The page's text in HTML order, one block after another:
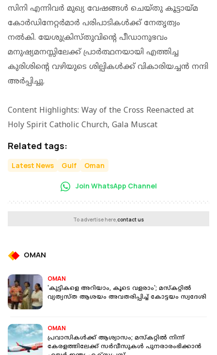
സിനി എന്നിവർ മുഖ്യ വേഷങ്ങൾ ചെയ്തു കൂട്ടായ്മ
കോർഡിനേറ്റർമാർ പരിപാടികൾക്ക് നേതൃത്വം
നൽകി. യേശുക്രിസ്തുവിന്റെ പീഡാനുഭവം
മനുഷ്യമനസ്സിലേക്ക് പ്രാർത്ഥനയായി എത്തിച്ച
കുരിശിന്റെ വഴിയുടെ ശില്പികൾക്ക് വികാരിയച്ചൻ നന്ദി
അർപ്പിച്ചു.
Content Highlights: Way of the Cross Reenacted at
Holy Spirit Catholic Church, Gala Muscat
Related tags:
Latest News Gulf Oman
Join WhatsApp Channel
To advertise here,contact us
OMAN
OMAN
'കുട്ടികളെ അറിയാം, കൂടെ വളരാം'; മസ്കറ്റിൽ
വ്യത്യസ്ത ആശയം അവതരിപ്പിച്ച് കോട്ടയം സ്വദേശി
OMAN
പ്രവാസികൾക്ക് ആശ്വാസം; മസ്‌കറ്റില്‍ നിന്ന്
കേരളത്തിലേക്ക് സര്‍വീസുകൾ പുനരാരംഭിക്കാൻ